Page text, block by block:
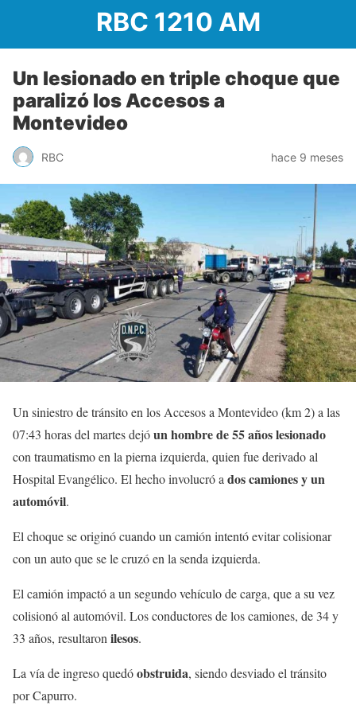
RBC 1210 AM
Un lesionado en triple choque que
paralizó los Accesos a
Montevideo
RBC hace 9 meses
Un siniestro de tránsito en los Accesos a Montevideo (km 2) a las
07:43 horas del martes dejóun hombre de 55 años lesionado
con traumatismo en la pierna izquierda, quien fue derivado al
Hospital Evangélico. El hecho involucró a dos camiones y un
automóvil.
El choque se originó cuando un camión intentó evitar colisionar
con un auto que se le cruzó en la senda izquierda.
El camión impactó a un segundo vehículo de carga, que a su vez
colisionó al automóvil. Los conductores de los camiones, de 34 y
33 años, resultaron ilesos.
La vía de ingreso quedóobstruida, siendo desviado el tránsito
por Capurro.